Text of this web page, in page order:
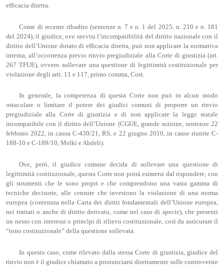
efficacia diretta.
Come di recente ribadito (sentenze n. 7 e n. 1 del 2025, n. 210 e n. 181
del 2024), il giudice, ove ravvisi l’incompatibilità del diritto nazionale con il
diritto dell’Unione dotato di efficacia diretta, può non applicare la normativa
interna, all’occorrenza previo rinvio pregiudiziale alla Corte di giustizia (art.
267 TFUE), ovvero sollevare una questione di legittimità costituzionale per
violazione degli artt. 11 e 117, primo comma, Cost.
In generale, la competenza di questa Corte non può in alcun modo
ostacolare o limitare il potere dei giudici comuni di proporre un rinvio
pregiudiziale alla Corte di giustizia e di non applicare la legge statale
incompatibile con il diritto dell’Unione (CGUE, grande sezione, sentenze 22
febbraio 2022, in causa C-430/21, RS, e 22 giugno 2010, in cause riunite C-
188-10 e C-189/10, Melki e Abdeli).
Ove, però, il giudice comune decida di sollevare una questione di
legittimità costituzionale, questa Corte non potrà esimersi dal rispondere, con
gli strumenti che le sono propri e che comprendono una vasta gamma di
tecniche decisorie, alle censure che investono la violazione di una norma
europea (contenuta nella Carta dei diritti fondamentali dell’Unione europea,
nei trattati o anche di diritto derivato, come nel caso di specie), che presenti
un nesso con interessi o princìpi di rilievo costituzionale, così da assicurare il
“tono costituzionale” della questione sollevata.
In questo caso, come rilevato dalla stessa Corte di giustizia, giudice del
rinvio non è il giudice chiamato a pronunciarsi direttamente sulle controversie